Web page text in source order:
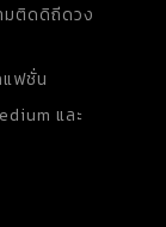
มติดดิถีดวง
แฟชั่น
และ